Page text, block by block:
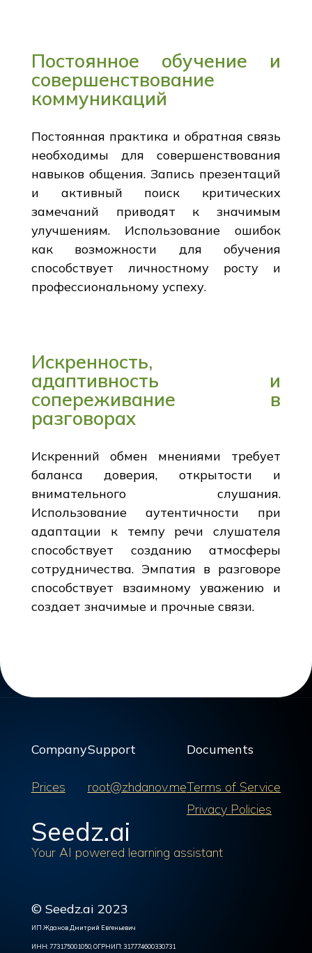
Постоянное обучение и
совершенствование
коммуникаций
Постоянная практика и обратная связь
необходимы для совершенствования
навыков общения. Запись презентаций
и активный поиск критических
замечаний приводят к значимым
улучшениям. Использование ошибок
как возможности для обучения
способствует личностному росту и
профессиональному успеху.
Искренность,
адаптивность и
сопереживание в
разговорах
Искренний обмен мнениями требует
баланса доверия, открытости и
внимательного слушания.
Использование аутентичности при
адаптации к темпу речи слушателя
способствует созданию атмосферы
сотрудничества. Эмпатия в разговоре
способствует взаимному уважению и
создает значимые и прочные связи.
Company
Prices
Support
root@zhdanov.me
Documents
Terms of Service
Privacy Policies
Seedz.ai
Your AI powered learning assistant
© Seedz.ai 2023
ИП Жданов Дмитрий Евгеньевич
ИНН: 773175001050, ОГРНИП: 317774600330731